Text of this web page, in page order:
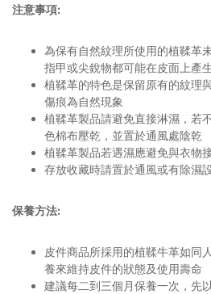
注意事項:
為保有自然紋理所使用的植鞣革
指甲或尖銳物都可能在皮面上產
植鞣革的特色是保留原有的紋理
傷痕為自然現象
植鞣革製品請避免直接淋濕，若
色棉布壓乾，並置於通風處陰乾
植鞣革製品若遇濕應避免與衣物
存放收藏時請置於通風或有除濕
保養方法:
皮件商品所採用的植鞣牛革如同
養來維持皮件的狀態及使用壽命
建議每二到三個月保養一次，先